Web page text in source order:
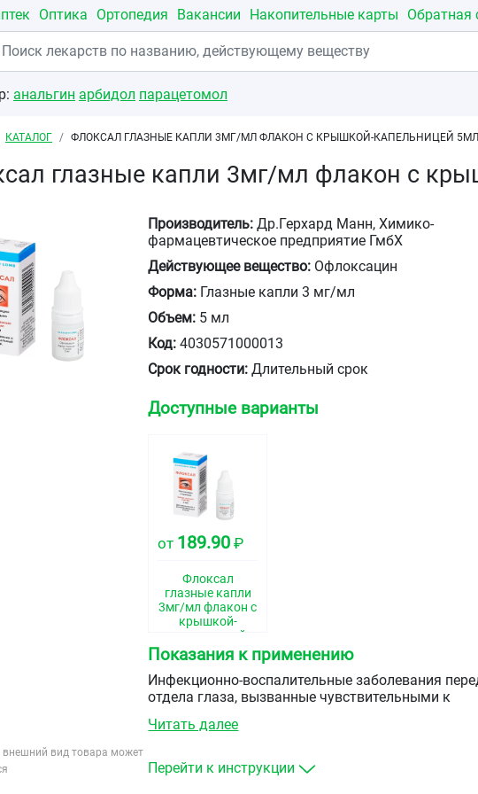
Оптика Ортопедия Вакансии Накопительные карты Обратная
анальгин арбидол парацетомол
навигации
КАТАЛОГ ФЛОКСАЛ ГЛАЗНЫЕ КАПЛИ 3МГ/МЛ ФЛАКОН С КРЫШКОЙ-КАПЕЛЬНИЦЕЙ 5МЛ
глазные капли 3мг/мл флакон с
внешний вид товара может
Производитель: Др.Герхард Манн, Химико-
фармацевтическое предприятие ГмбХ
Действующее вещество: Офлоксацин
Форма: Глазные капли 3 мг/мл
Объем: 5 мл
Код: 4030571000013
Срок годности: Длительный срок
Доступные варианты
от 189.90 ₽
Флоксал
глазные капли
3мг/мл флакон с
крышкой-
капельницей
5мл
Показания к применению
Инфекционно-воспалительные заболевания
отдела глаза, вызванные чувствительными к
Ячмень.
Конъюнктивит.
Читать далее
Перейти к инструкции